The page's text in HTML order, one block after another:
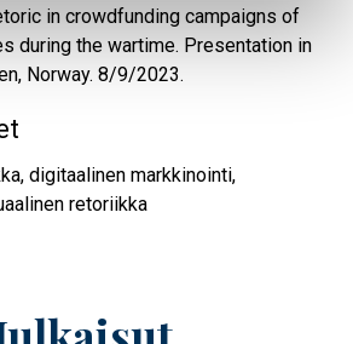
in crowdfunding campaigns of
during the wartime. Presentation in
Norway. 8/9/2023.
digitaalinen markkinointi,
retoriikka